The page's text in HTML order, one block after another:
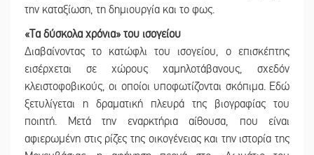
την καταξίωση, τη δημιουργία και το φως.
«Τα δύσκολα χρόνια» του ισογείου
Διαβαίνοντας το κατώφλι του ισογείου, ο επισκέπτης
εισέρχεται σε χώρους χαμηλοτάβανους, σχεδόν
κλειστοφοβικούς, οι οποίοι υποφωτίζονται σκόπιμα. Εδώ
ξετυλίγεται η δραματική πλευρά της βιογραφίας του
ποιητή. Μετά την εναρκτήρια αίθουσα, που είναι
αφιερωμένη στις ρίζες της οικογένειας και την ιστορία της